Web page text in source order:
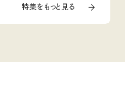
特集をもっと見る